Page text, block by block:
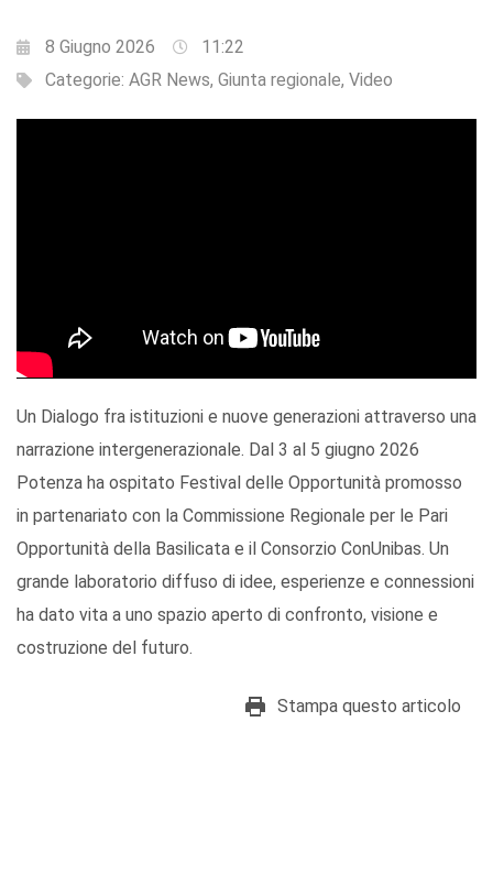
8 Giugno 2026
11:22
Categorie: AGR News, Giunta regionale, Video
Un Dialogo fra istituzioni e nuove generazioni attraverso una
narrazione intergenerazionale. Dal 3 al 5 giugno 2026
Potenza ha ospitato Festival delle Opportunità promosso
in partenariato con la Commissione Regionale per le Pari
Opportunità della Basilicata e il Consorzio ConUnibas. Un
grande laboratorio diffuso di idee, esperienze e connessioni
ha dato vita a uno spazio aperto di confronto, visione e
costruzione del futuro.
Stampa questo articolo